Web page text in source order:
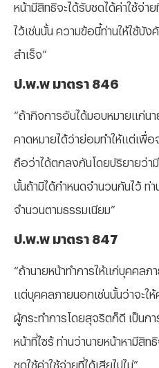
หน้ามีสิทธิจะได้รับชดได้ค่าใช้จ่า
ไว้เช่นนั้น ความข้อนี้ท่านให้ใช้บั
สำเร็จ”
ป.พ.พ มาตรา 846
“ถ้ากิจการอันได้มอบหมายแก่น
คาดหมายได้ว่าย่อมทำให้แต่เพื่อจ
ถือว่าได้ตกลงกันโดยปริยายว่ามี
นั้นถ้ามิได้กำหนดจำนวนกันไว้ ท่
จำนวนตามธรรมเนียม”
ป.พ.พ มาตรา 847
“ถ้านายหน้าทำการให้แก่บุคคล
แต่บุคคลภายนอกเช่นนั้นว่าจะให้
ผู้กระทำการโดยสุจริตก็ดี เป็นก
หน้าที่ไซร้ ท่านว่านายหน้าหามีสิท
ชดใช้ค่าใช้จ่ายที่ได้เสียไปไม่”